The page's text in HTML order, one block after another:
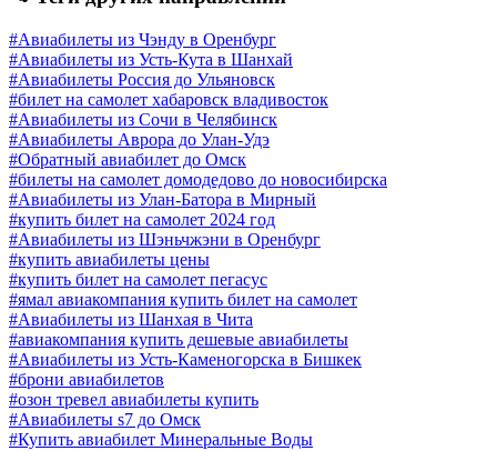
#Авиабилеты из Чэнду в Оренбург
#Авиабилеты из Усть-Кута в Шанхай
#Авиабилеты Россия до Ульяновск
#билет на самолет хабаровск владивосток
#Авиабилеты из Сочи в Челябинск
#Авиабилеты Аврора до Улан-Удэ
#Обратный авиабилет до Омск
#билеты на самолет домодедово до новосибирска
#Авиабилеты из Улан-Батора в Мирный
#купить билет на самолет 2024 год
#Авиабилеты из Шэньчжэни в Оренбург
#купить авиабилеты цены
#купить билет на самолет пегасус
#ямал авиакомпания купить билет на самолет
#Авиабилеты из Шанхая в Чита
#авиакомпания купить дешевые авиабилеты
#Авиабилеты из Усть-Каменогорска в Бишкек
#брони авиабилетов
#озон тревел авиабилеты купить
#Авиабилеты s7 до Омск
#Купить авиабилет Минеральные Воды